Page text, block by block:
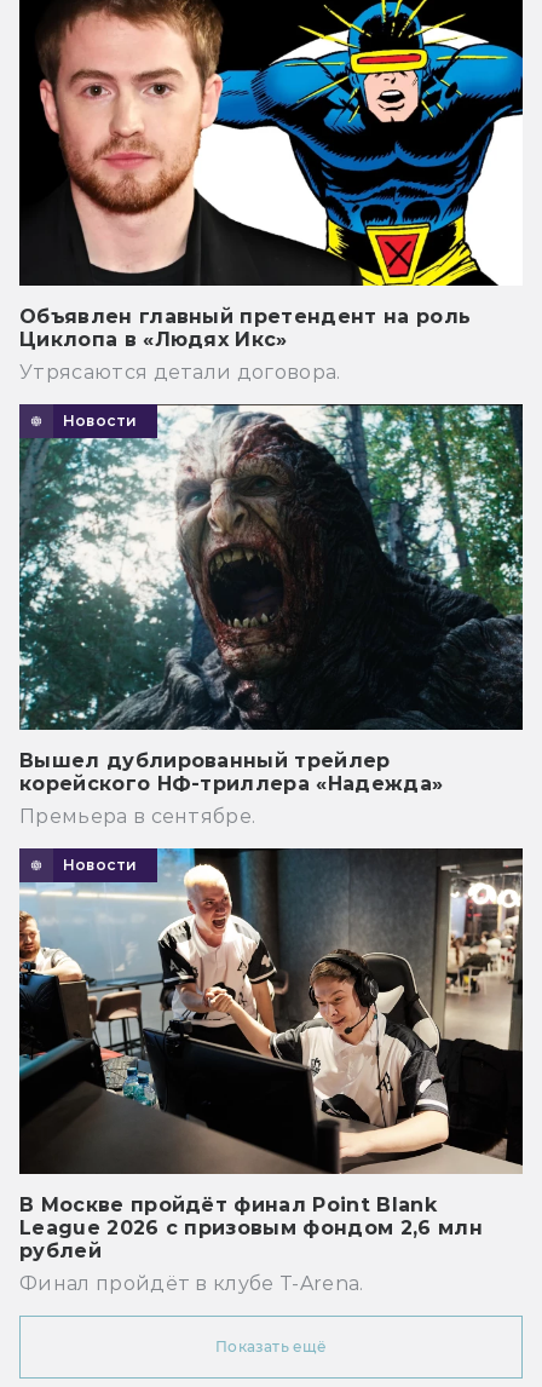
Объявлен главный претендент на роль
Циклопа в «Людях Икс»
Утрясаются детали договора.
Новости
Вышел дублированный трейлер
корейского НФ-триллера «Надежда»
Премьера в сентябре.
Новости
В Москве пройдёт финал Point Blank
League 2026 с призовым фондом 2,6 млн
рублей
Финал пройдёт в клубе T-Arena.
Показать ещё